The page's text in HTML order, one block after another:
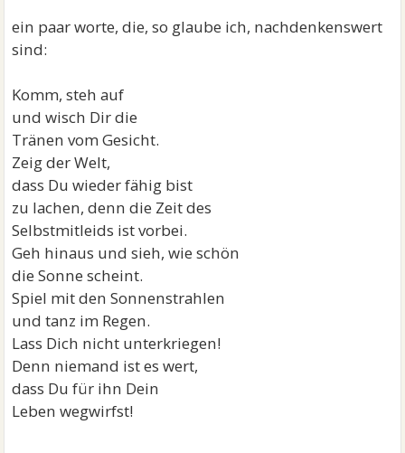
ein paar worte, die, so glaube ich, nachdenkenswert
sind:
Komm, steh auf
und wisch Dir die
Tränen vom Gesicht.
Zeig der Welt,
dass Du wieder fähig bist
zu lachen, denn die Zeit des
Selbstmitleids ist vorbei.
Geh hinaus und sieh, wie schön
die Sonne scheint.
Spiel mit den Sonnenstrahlen
und tanz im Regen.
Lass Dich nicht unterkriegen!
Denn niemand ist es wert,
dass Du für ihn Dein
Leben wegwirfst!